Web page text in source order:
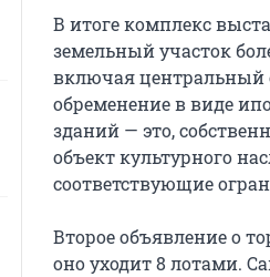
В итоге комплекс
земельный участок
включая центральный
обременение в виде
зданий — это,
объект культурного
соответствующие
Второе объявление о
оно уходит 8 лотами.